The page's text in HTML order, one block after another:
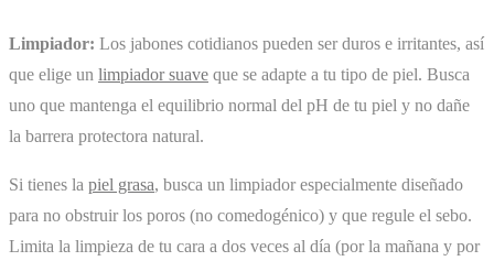
Limpiador: Los jabones cotidianos pueden ser duros e irritantes, así
que elige un limpiador suave que se adapte a tu tipo de piel. Busca
uno que mantenga el equilibrio normal del pH de tu piel y no dañe
la barrera protectora natural.
Si tienes la piel grasa, busca un limpiador especialmente diseñado
para no obstruir los poros (no comedogénico) y que regule el sebo.
Limita la limpieza de tu cara a dos veces al día (por la mañana y por